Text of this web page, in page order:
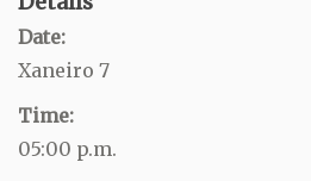
Date:
Xaneiro 7
Time:
05:00 p.m.